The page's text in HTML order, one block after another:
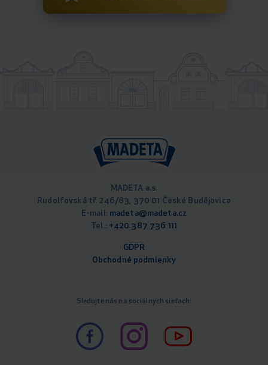
MADETA a.s.
Rudolfovská tř. 246/83, 370 01 České Budějovice
E-mail: madeta@madeta.cz
Tel.: +420 387 736 111
GDPR
Obchodné podmienky
Sledujte nás na sociálnych sieťach: